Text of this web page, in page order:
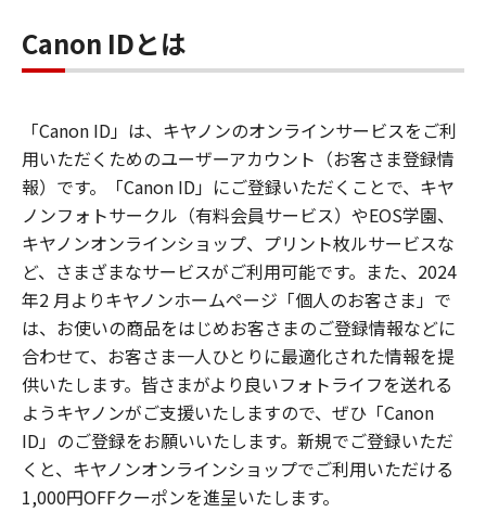
Canon IDとは
「Canon ID」は、キヤノンのオンラインサービスをご利
用いただくためのユーザーアカウント（お客さま登録情
報）です。「Canon ID」にご登録いただくことで、キヤ
ノンフォトサークル（有料会員サービス）やEOS学園、
キヤノンオンラインショップ、プリント枚ルサービスな
ど、さまざまなサービスがご利用可能です。また、2024
年2 月よりキヤノンホームページ「個人のお客さま」で
は、お使いの商品をはじめお客さまのご登録情報などに
合わせて、お客さま一人ひとりに最適化された情報を提
供いたします。皆さまがより良いフォトライフを送れる
ようキヤノンがご支援いたしますので、ぜひ「Canon
ID」のご登録をお願いいたします。新規でご登録いただ
くと、キヤノンオンラインショップでご利用いただける
1,000円OFFクーポンを進呈いたします。